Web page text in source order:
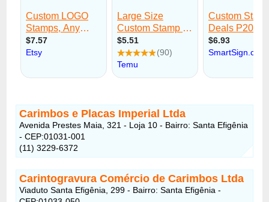
Carimbos e Placas Imperial Ltda
Avenida Prestes Maia, 321 - Loja 10 - Bairro: Santa Efigênia
- CEP:01031-001
(11) 3229-6372
Carintogravura Comércio de Carimbos Ltda
Viaduto Santa Efigênia, 299 - Bairro: Santa Efigênia -